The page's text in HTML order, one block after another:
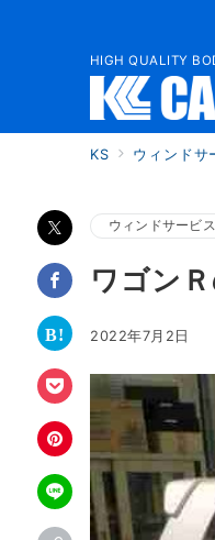
HIGH QUALITY
KS ウィンドサ
ウィンドサービス
ワゴン
2022年7月2日